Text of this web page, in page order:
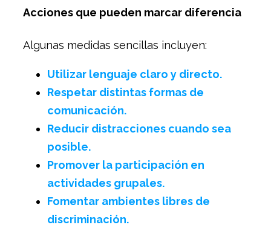
Acciones que pueden marcar diferencia
Algunas medidas sencillas incluyen:
Utilizar lenguaje claro y directo.
Respetar distintas formas de
comunicación.
Reducir distracciones cuando sea
posible.
Promover la participación en
actividades grupales.
Fomentar ambientes libres de
discriminación.